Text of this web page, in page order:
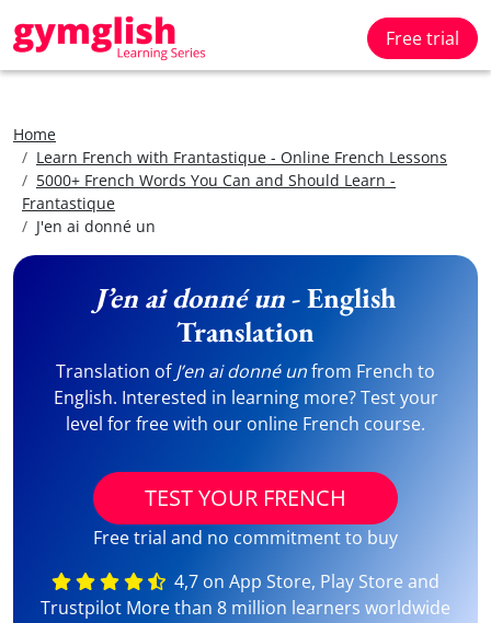
Free trial
Home
Learn French with Frantastique - Online French Lessons
5000+ French Words You Can and Should Learn -
Frantastique
J'en ai donné un
J’en ai donné un- English
Translation
Translation ofJ’en ai donné unfrom French to
English. Interested in learning more? Test your
level for free with our online French course.
TEST YOUR FRENCH
Free trial and no commitment to buy
4,7 on App Store, Play Store and
Trustpilot More than 8 million learners worldwide